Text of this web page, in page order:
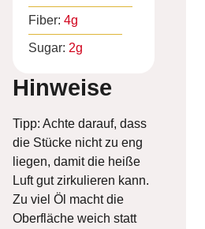
Fiber: 4g
Sugar: 2g
Hinweise
Tipp: Achte darauf, dass
die Stücke nicht zu eng
liegen, damit die heiße
Luft gut zirkulieren kann.
Zu viel Öl macht die
Oberfläche weich statt